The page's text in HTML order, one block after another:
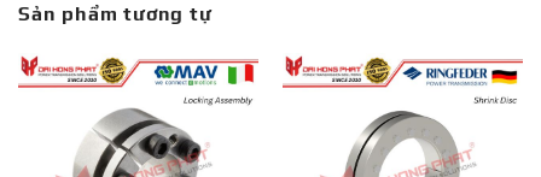
Sản phẩm tương tự